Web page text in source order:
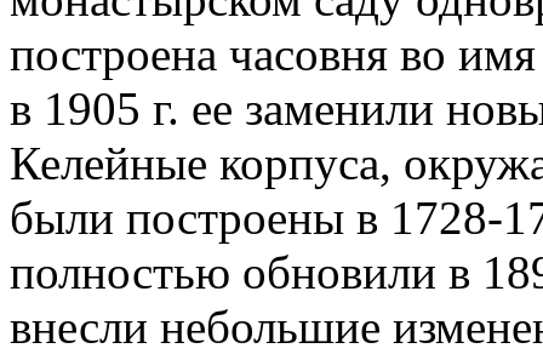
построена часовня во
в 1905 г. ее заменили
Келейные корпуса,
были построены в 1728-
полностью обновили в
внесли небольшие